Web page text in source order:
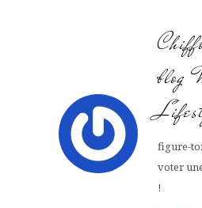
blog
figure-
voter
!